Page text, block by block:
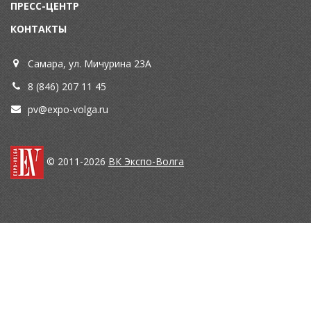
ПРЕСС-ЦЕНТР
КОНТАКТЫ
Самара, ул. Мичурина 23А
8 (846) 207 11 45
pv@expo-volga.ru
© 2011-2026 ВК Экспо-Волга